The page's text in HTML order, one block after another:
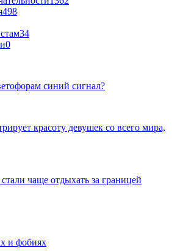
498
34
0
синий сигнал?
красоту девушек со всего мира,
чаще отдыхать за границей
и фобиях